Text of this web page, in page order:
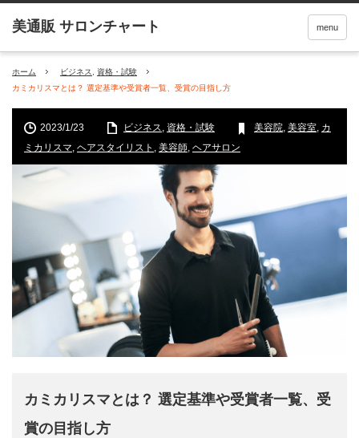
menu
ホーム ビジネス
資格・試験
カミカリスマとは？ 選定基準や受賞者一覧、受賞の目指し方
2023/1/23 ビジネス, 資格・試験 美容院, 美容室, カ
ミカリスマ, ヘアスタイリスト , 美容師, ヘアサロン
カミカリスマとは？ 選定基準や受賞者一覧、受
賞の目指し方